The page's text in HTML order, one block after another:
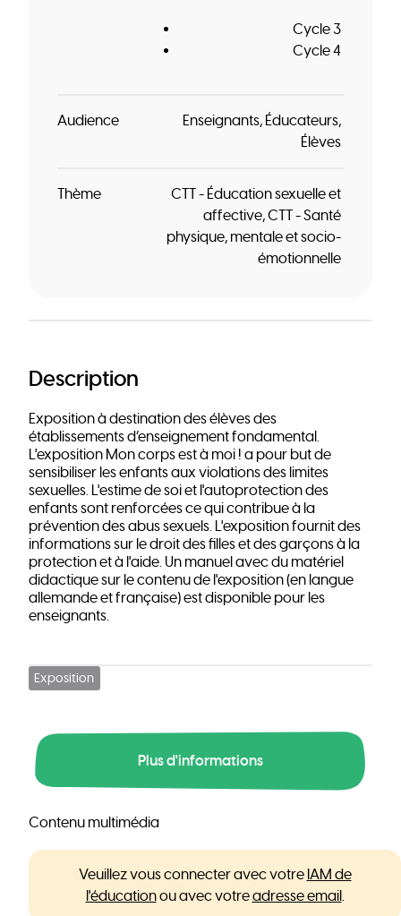
Cycle 3
Cycle 4
Audience Enseignants Éducateurs
Élèves
Thème
CTT - Éducation sexuelle et
affective CTT - Santé
physique, mentale et socio-
émotionnelle
Description
Exposition à destination des élèves des
établissements d’enseignement fondamental.
L'exposition Mon corps est à moi ! a pour but de
sensibiliser les enfants aux violations des limites
sexuelles. L'estime de soi et l'autoprotection des
enfants sont renforcées ce qui contribue à la
prévention des abus sexuels. L'exposition fournit des
informations sur le droit des filles et des garçons à la
protection et à l'aide. Un manuel avec du matériel
didactique sur le contenu de l'exposition (en langue
allemande et française) est disponible pour les
enseignants.
Exposition
Plus d'informations
Contenu multimédia
Veuillez vous connecter avec votre IAM de
l'éducationou avec votreadresse email.